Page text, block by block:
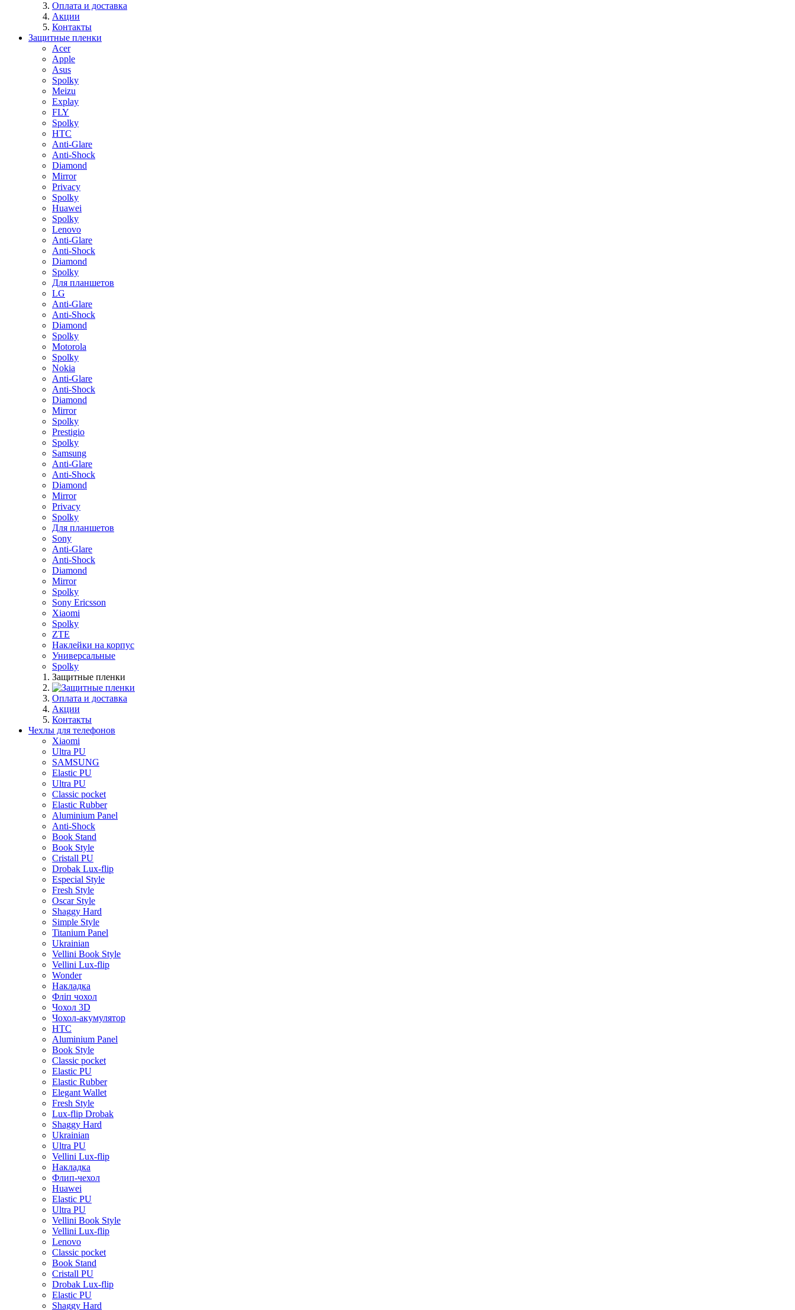
Оплата и доставка
Акции
Контакты
Защитные пленки
Acer
Apple
Asus
Spolky
Meizu
Explay
FLY
Spolky
HTC
Anti-Glare
Anti-Shock
Diamond
Mirror
Privacy
Spolky
Huawei
Spolky
Lenovo
Anti-Glare
Anti-Shock
Diamond
Spolky
Для планшетов
LG
Anti-Glare
Anti-Shock
Diamond
Spolky
Motorola
Spolky
Nokia
Anti-Glare
Anti-Shock
Diamond
Mirror
Spolky
Prestigio
Spolky
Samsung
Anti-Glare
Anti-Shock
Diamond
Mirror
Privacy
Spolky
Для планшетов
Sony
Anti-Glare
Anti-Shock
Diamond
Mirror
Spolky
Sony Ericsson
Xiaomi
Spolky
ZTE
Наклейки на корпус
Универсальные
Spolky
Защитные пленки
Оплата и доставка
Акции
Контакты
Чехлы для телефонов
Xiaomi
Ultra PU
SAMSUNG
Elastic PU
Ultra PU
Classic pocket
Elastic Rubber
Aluminium Panel
Anti-Shock
Book Stand
Book Style
Cristall PU
Drobak Lux-flip
Especial Style
Fresh Style
Oscar Style
Shaggy Hard
Simple Style
Titanium Panel
Ukrainian
Vellini Book Style
Vellini Lux-flip
Wonder
Накладка
Фліп чохол
Чохол 3D
Чохол-акумулятор
HTC
Aluminium Panel
Book Style
Classic pocket
Elastic PU
Elastic Rubber
Elegant Wallet
Fresh Style
Lux-flip Drobak
Shaggy Hard
Ukrainian
Ultra PU
Vellini Lux-flip
Накладка
Флип-чехол
Huawei
Elastic PU
Ultra PU
Vellini Book Style
Vellini Lux-flip
Lenovo
Classic pocket
Book Stand
Cristall PU
Drobak Lux-flip
Elastic PU
Shaggy Hard